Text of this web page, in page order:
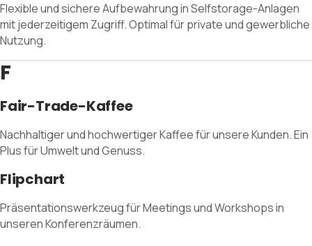
Flexible und sichere Aufbewahrung in Selfstorage-Anlagen
mit jederzeitigem Zugriff. Optimal für private und gewerbliche
Nutzung.
F
Fair-Trade-Kaffee
Nachhaltiger und hochwertiger Kaffee für unsere Kunden. Ein
Plus für Umwelt und Genuss.
Flipchart
Präsentationswerkzeug für Meetings und Workshops in
unseren Konferenzräumen.